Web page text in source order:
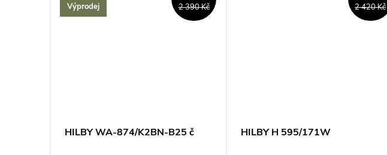
Výprodej
2 390 Kč
HILBY WA-874/K2BN-B25 č
2 420 Kč
HILBY H 595/171W